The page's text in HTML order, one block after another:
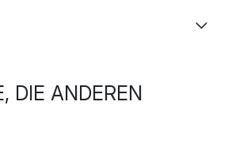
DIE ANDEREN